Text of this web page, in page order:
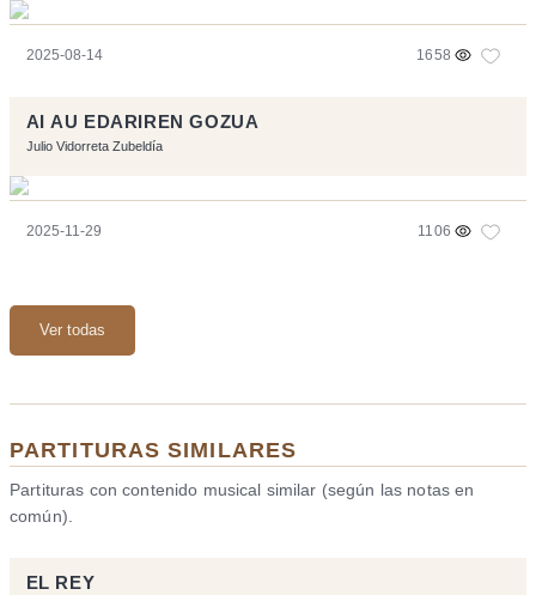
2025-08-14 1658
AI AU EDARIREN GOZUA
Julio Vidorreta Zubeldía
2025-11-29 1106
Ver todas
PARTITURAS SIMILARES
Partituras con contenido musical similar (según las notas en
común).
EL REY